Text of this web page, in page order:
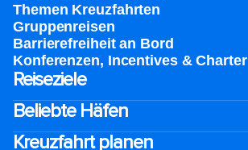
Themen Kreuzfahrten
Gruppenreisen
Barrierefreiheit an Bord​
Konferenzen, Incentives & Charter
Reiseziele
Beliebte Häfen
Kreuzfahrt planen